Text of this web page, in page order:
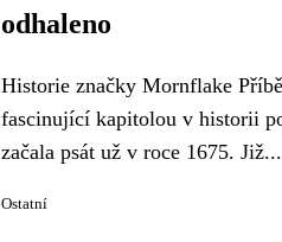
odhaleno
Historie značky Mornflake
fascinující kapitolou v historii
začala psát už v roce 1675. Již...
Ostatní